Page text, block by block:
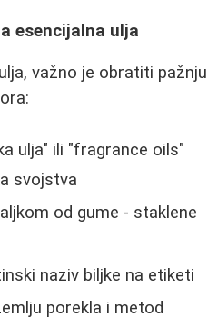
esencijalna ulja
važno je obratiti pažnju
ulja" ili "fragrance oils"
svojstva
od gume - staklene
naziv biljke na etiketi
porekla i metod